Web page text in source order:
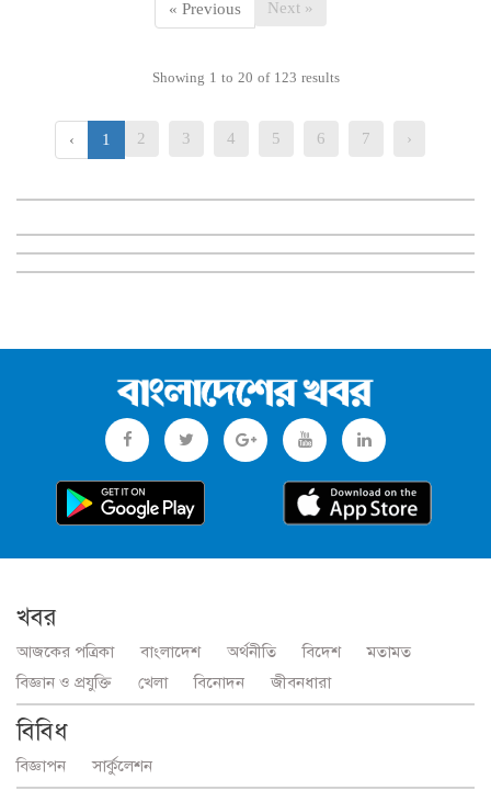
« Previous Next »
Showing 1 to 20 of 123 results
‹ 1 2 3 4 5 6 7 ›
খবর
আজকের পত্রিকা বাংলাদেশ অর্থনীতি বিদেশ
মতামত
বিজ্ঞান ও প্রযুক্তি
খেলা বিনোদন জীবনধারা
বিবিধ
বিজ্ঞাপন সার্কুলেশন